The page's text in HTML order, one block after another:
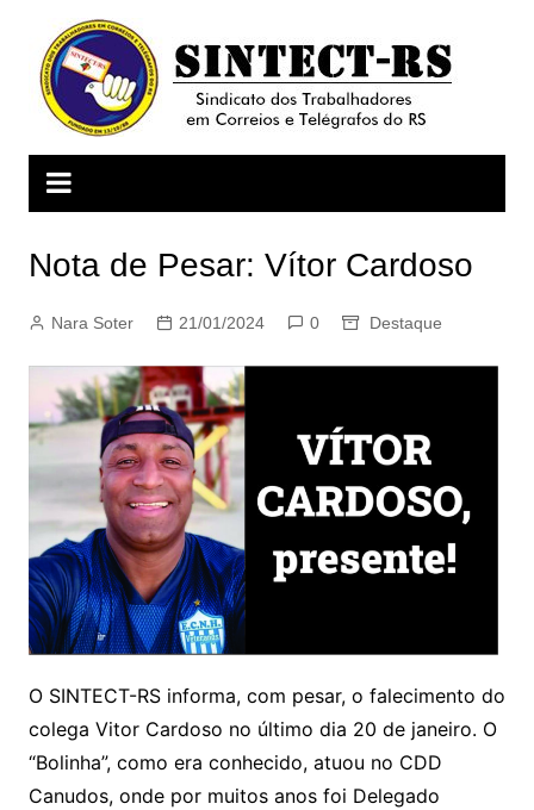
conteúdo
Nota de Pesar: Vítor Cardoso
Nara Soter 21/01/2024 0 Destaque
O SINTECT-RS informa, com pesar, o falecimento do
colega Vitor Cardoso no último dia 20 de janeiro. O
“Bolinha”, como era conhecido, atuou no CDD
Canudos, onde por muitos anos foi Delegado